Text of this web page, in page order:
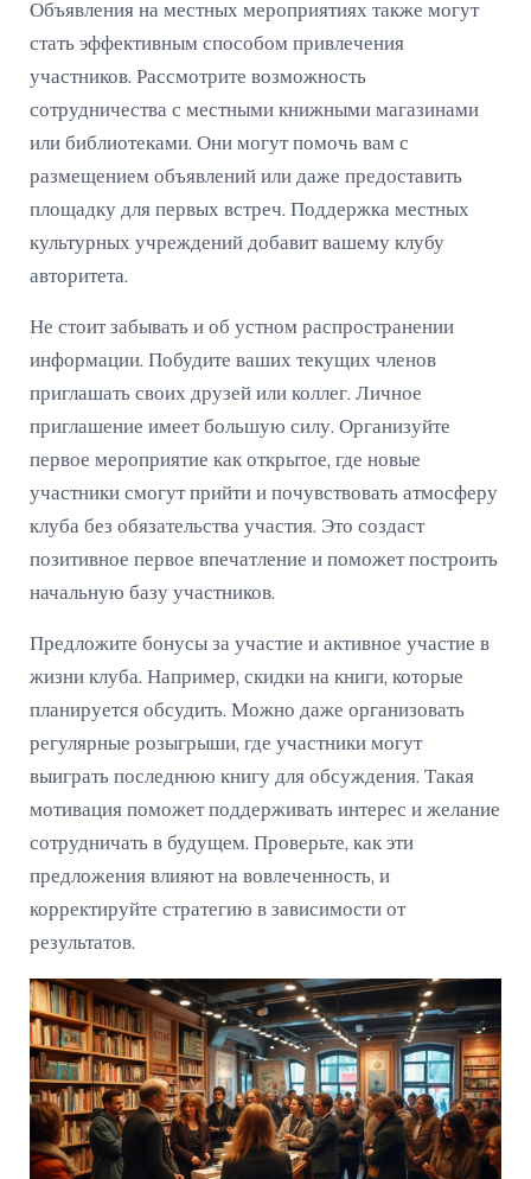
Объявления на местных мероприятиях также могут
стать эффективным способом привлечения
участников. Рассмотрите возможность
сотрудничества с местными книжными магазинами
или библиотеками. Они могут помочь вам с
размещением объявлений или даже предоставить
площадку для первых встреч. Поддержка местных
культурных учреждений добавит вашему клубу
авторитета.
Не стоит забывать и об устном распространении
информации. Побудите ваших текущих членов
приглашать своих друзей или коллег. Личное
приглашение имеет большую силу. Организуйте
первое мероприятие как открытое, где новые
участники смогут прийти и почувствовать атмосферу
клуба без обязательства участия. Это создаст
позитивное первое впечатление и поможет построить
начальную базу участников.
Предложите бонусы за участие и активное участие в
жизни клуба. Например, скидки на книги, которые
планируется обсудить. Можно даже организовать
регулярные розыгрыши, где участники могут
выиграть последнюю книгу для обсуждения. Такая
мотивация поможет поддерживать интерес и желание
сотрудничать в будущем. Проверьте, как эти
предложения влияют на вовлеченность, и
корректируйте стратегию в зависимости от
результатов.